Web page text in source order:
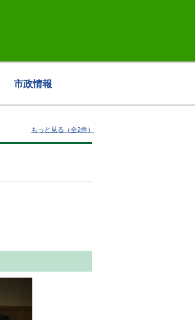
市政情報
もっと見る（全2件）